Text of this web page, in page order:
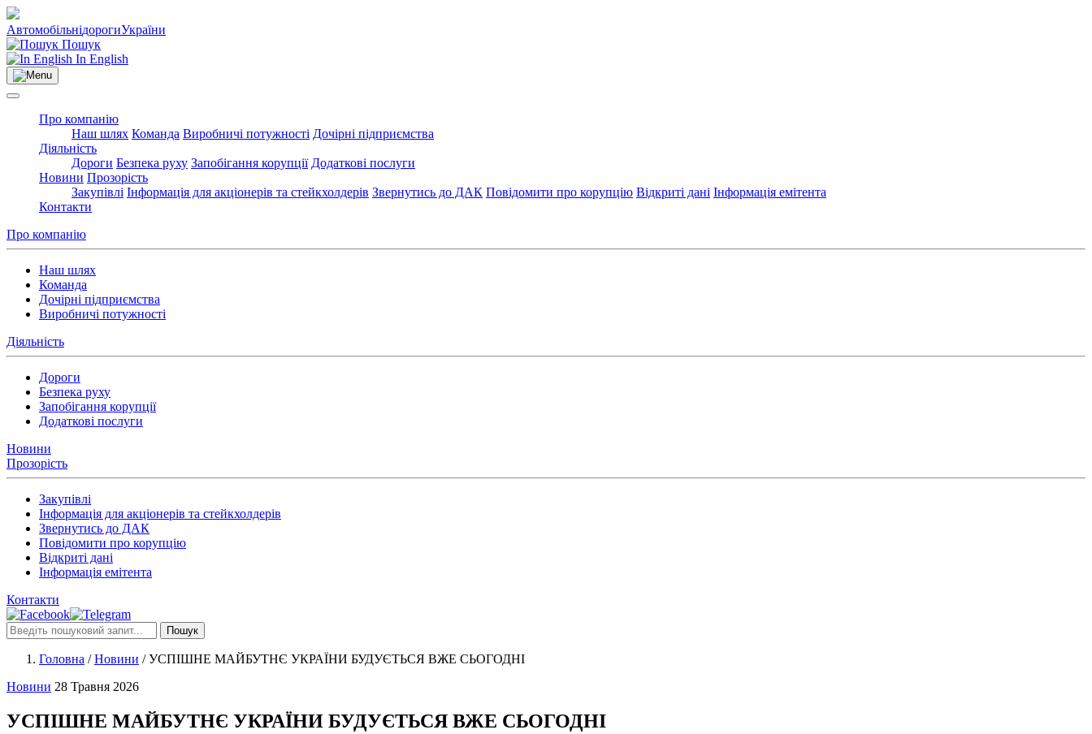
АвтомобільнідорогиУкраїни
Пошук
In English
Про компанію
Наш шлях Команда Виробничі потужності Дочірні підприємства
Діяльність
Дороги Безпека руху Запобігання корупції Додаткові послуги
Новини Прозорість
Закупівлі Інформація для акціонерів та стейкхолдерів Звернутись до ДАК Повідомити про корупцію Відкриті дані Інформація емітента
Контакти
Про компанію
Наш шлях
Команда
Дочірні підприємства
Виробничі потужності
Діяльність
Дороги
Безпека руху
Запобігання корупції
Додаткові послуги
Новини
Прозорість
Закупівлі
Інформація для акціонерів та стейкхолдерів
Звернутись до ДАК
Повідомити про корупцію
Відкриті дані
Інформація емітента
Контакти
Пошук
Головна /Новини /УСПІШНЕ МАЙБУТНЄ УКРАЇНИ БУДУЄТЬСЯ ВЖЕ СЬОГОДНІ
Новини 28 Травня 2026
УСПІШНЕ МАЙБУТНЄ УКРАЇНИ БУДУЄТЬСЯ ВЖЕ СЬОГОДНІ